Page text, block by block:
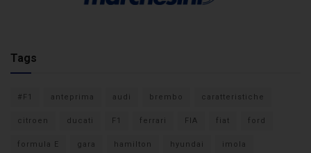
Tags
#F1 anteprima audi brembo caratteristiche
citroen ducati F1 ferrari FIA fiat ford
formula E gara hamilton hyundai imola